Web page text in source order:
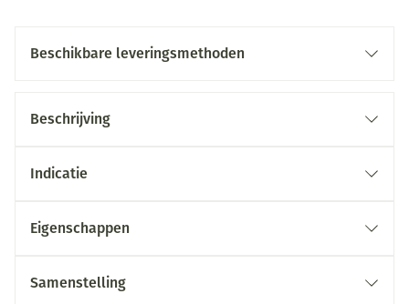
Beschikbare leveringsmethoden
Beschrijving
Indicatie
Eigenschappen
Samenstelling